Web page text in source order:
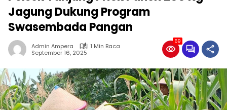
pada
pemberitaan
nasional
maupun
international,
lokal
dan
dinamis,
memiliki
Jagung Dukung Program
Swasembada Pangan
Admin Ampera
1 Min Baca
September 16, 2025
69